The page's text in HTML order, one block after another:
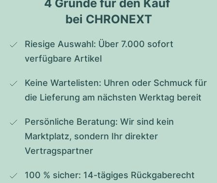
4 Gründe für den Kauf
bei CHRONEXT
Riesige Auswahl: Über 7.000 sofort
verfügbare Artikel
Keine Wartelisten: Uhren oder Schmuck für
die Lieferung am nächsten Werktag bereit
Persönliche Beratung: Wir sind kein
Marktplatz, sondern Ihr direkter
Vertragspartner
100 % sicher: 14-tägiges Rückgaberecht